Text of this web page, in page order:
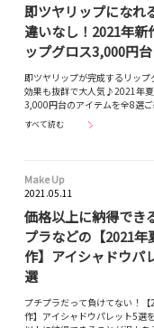
即ツヤリップになれ
違いなし！2021年新
ップグロス3,000円
即ツヤリップが完成するリップ
効果も抜群で大人気♪2021年
3,000円台のアイテムを全8選ご
すべて読む
Make Up
2021.05.11
価格以上に納得でき
プラなどの【2021年
作】アイシャドウパ
選
プチプラだって負けてない！
作】アイシャドウパレット5選